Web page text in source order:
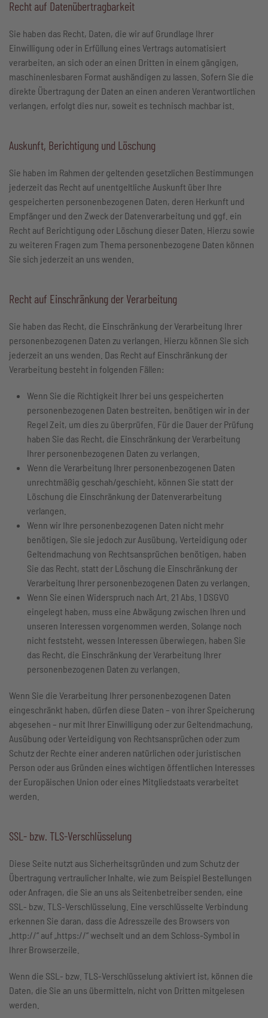
Recht auf Daten­übertrag­barkeit
Sie haben das Recht, Daten, die wir auf Grundlage Ihrer
Einwilligung oder in Erfüllung eines Vertrags automatisiert
verarbeiten, an sich oder an einen Dritten in einem gängigen,
maschinenlesbaren Format aushändigen zu lassen. Sofern Sie die
direkte Übertragung der Daten an einen anderen Verantwortlichen
verlangen, erfolgt dies nur, soweit es technisch machbar ist.
Auskunft, Berichtigung und Löschung
Sie haben im Rahmen der geltenden gesetzlichen Bestimmungen
jederzeit das Recht auf unentgeltliche Auskunft über Ihre
gespeicherten personenbezogenen Daten, deren Herkunft und
Empfänger und den Zweck der Datenverarbeitung und ggf. ein
Recht auf Berichtigung oder Löschung dieser Daten. Hierzu sowie
zu weiteren Fragen zum Thema personenbezogene Daten können
Sie sich jederzeit an uns wenden.
Recht auf Einschränkung der Verarbeitung
Sie haben das Recht, die Einschränkung der Verarbeitung Ihrer
personenbezogenen Daten zu verlangen. Hierzu können Sie sich
jederzeit an uns wenden. Das Recht auf Einschränkung der
Verarbeitung besteht in folgenden Fällen:
Wenn Sie die Richtigkeit Ihrer bei uns gespeicherten
personenbezogenen Daten bestreiten, benötigen wir in der
Regel Zeit, um dies zu überprüfen. Für die Dauer der Prüfung
haben Sie das Recht, die Einschränkung der Verarbeitung
Ihrer personenbezogenen Daten zu verlangen.
Wenn die Verarbeitung Ihrer personenbezogenen Daten
unrechtmäßig geschah/geschieht, können Sie statt der
Löschung die Einschränkung der Datenverarbeitung
verlangen.
Wenn wir Ihre personenbezogenen Daten nicht mehr
benötigen, Sie sie jedoch zur Ausübung, Verteidigung oder
Geltendmachung von Rechtsansprüchen benötigen, haben
Sie das Recht, statt der Löschung die Einschränkung der
Verarbeitung Ihrer personenbezogenen Daten zu verlangen.
Wenn Sie einen Widerspruch nach Art. 21 Abs. 1 DSGVO
eingelegt haben, muss eine Abwägung zwischen Ihren und
unseren Interessen vorgenommen werden. Solange noch
nicht feststeht, wessen Interessen überwiegen, haben Sie
das Recht, die Einschränkung der Verarbeitung Ihrer
personenbezogenen Daten zu verlangen.
Wenn Sie die Verarbeitung Ihrer personenbezogenen Daten
eingeschränkt haben, dürfen diese Daten – von ihrer Speicherung
abgesehen – nur mit Ihrer Einwilligung oder zur Geltendmachung,
Ausübung oder Verteidigung von Rechtsansprüchen oder zum
Schutz der Rechte einer anderen natürlichen oder juristischen
Person oder aus Gründen eines wichtigen öffentlichen Interesses
der Europäischen Union oder eines Mitgliedstaats verarbeitet
werden.
SSL- bzw. TLS-Verschlüsselung
Diese Seite nutzt aus Sicherheitsgründen und zum Schutz der
Übertragung vertraulicher Inhalte, wie zum Beispiel Bestellungen
oder Anfragen, die Sie an uns als Seitenbetreiber senden, eine
SSL- bzw. TLS-Verschlüsselung. Eine verschlüsselte Verbindung
erkennen Sie daran, dass die Adresszeile des Browsers von
„http://“ auf „https://“ wechselt und an dem Schloss-Symbol in
Ihrer Browserzeile.
Wenn die SSL- bzw. TLS-Verschlüsselung aktiviert ist, können die
Daten, die Sie an uns übermitteln, nicht von Dritten mitgelesen
werden.